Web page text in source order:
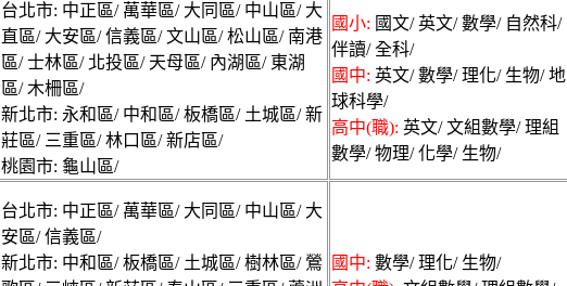
台北市: 中正區/ 萬華區/ 大同區/ 中山區/ 大
直區/ 大安區/ 信義區/ 文山區/ 松山區/ 南港
區/ 士林區/ 北投區/ 天母區/ 內湖區/ 東湖
區/ 木柵區/
新北市: 永和區/ 中和區/ 板橋區/ 土城區/ 新
莊區/ 三重區/ 林口區/ 新店區/
桃園市: 龜山區/
國小: 國文/ 英文/ 數學/ 自然科/
伴讀/ 全科/
國中: 英文/ 數學/ 理化/ 生物/ 地
球科學/
高中(職): 英文/ 文組數學/ 理組
數學/ 物理/ 化學/ 生物/
台北市: 中正區/ 萬華區/ 大同區/ 中山區/ 大
安區/ 信義區/
新北市: 中和區/ 板橋區/ 土城區/ 樹林區/ 鶯
國中: 數學/ 理化/ 生物/